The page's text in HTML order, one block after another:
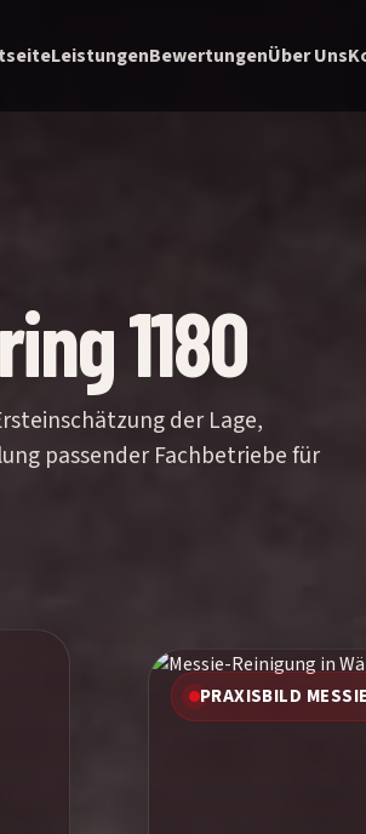
LeistungenBewertungenÜber Uns
1180
der Lage,
passender Fachbetriebe für
PRAXISBILD